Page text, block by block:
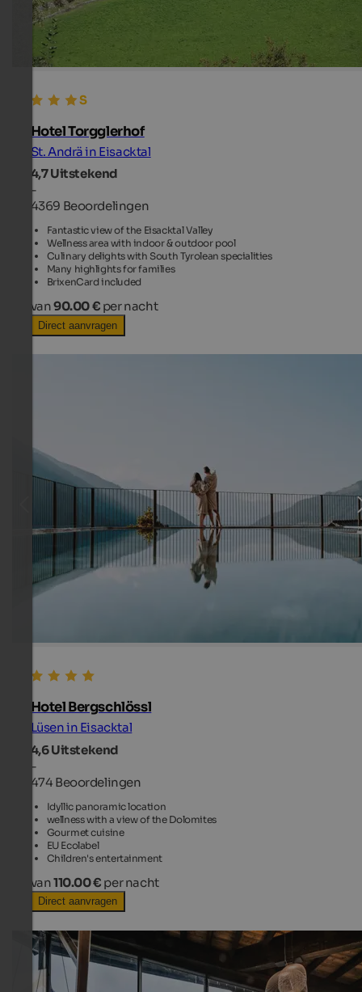
Hotel Torgglerhof
St. Andrä in Eisacktal
4,7Uitstekend
-
4369 Beoordelingen
Fantastic view of the Eisacktal Valley
Wellness area with indoor & outdoor pool
Culinary delights with South Tyrolean specialities
Many highlights for families
BrixenCard included
van90.00 € per nacht
Direct aanvragen
Hotel Bergschlössl
Lüsen in Eisacktal
4,6Uitstekend
-
474 Beoordelingen
Idyllic panoramic location
wellness with a view of the Dolomites
Gourmet cuisine
EU Ecolabel
Children's entertainment
van110.00 € per nacht
Direct aanvragen